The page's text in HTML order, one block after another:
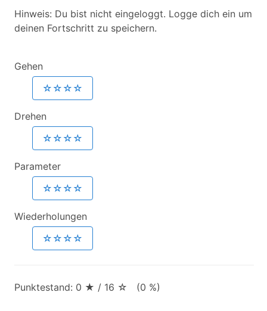
Hinweis: Du bist nicht eingeloggt. Logge dich ein um
deinen Fortschritt zu speichern.
Gehen
☆☆☆☆
Drehen
☆☆☆☆
Parameter
☆☆☆☆
Wiederholungen
☆☆☆☆
Punktestand: 0 ★ / 16 ☆ (0 %)